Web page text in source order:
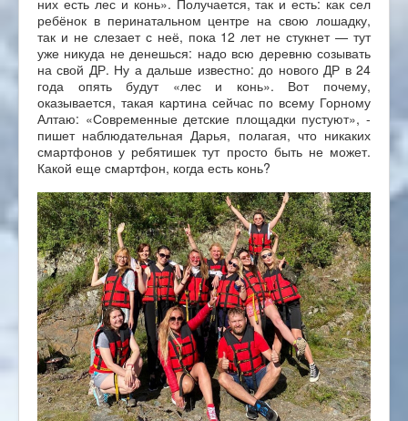
ребёнок в перинатальном центре на свою лошадку,
так и не слезает с неё, пока 12 лет не стукнет — тут
уже никуда не денешься: надо всю деревню созывать
на свой ДР. Ну а дальше известно: до нового ДР в 24
года опять будут «лес и конь». Вот почему,
оказывается, такая картина сейчас по всему Горному
Алтаю: «Современные детские площадки пустуют», -
пишет наблюдательная Дарья, полагая, что никаких
смартфонов у ребятишек тут просто быть не может.
Какой еще смартфон, когда есть конь?